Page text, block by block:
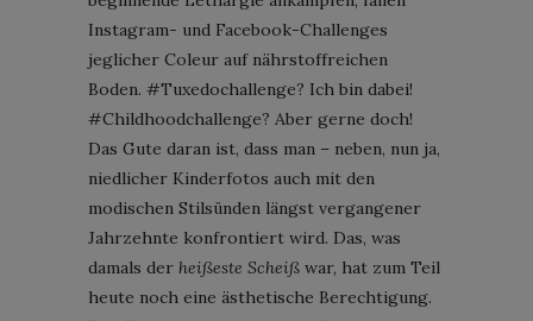
Instagram- und Facebook-Challenges
jeglicher Coleur auf nährstoffreichen
Boden. #Tuxedochallenge? Ich bin dabei!
#Childhoodchallenge? Aber gerne doch!
Das Gute daran ist, dass man – neben, nun ja,
niedlicher Kinderfotos auch mit den
modischen Stilsünden längst vergangener
Jahrzehnte konfrontiert wird. Das, was
damals der heißeste Scheiß war, hat zum Teil
heute noch eine ästhetische Berechtigung.